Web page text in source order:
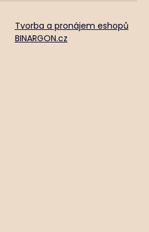
Tvorba a pronájem eshopů
BINARGON.cz